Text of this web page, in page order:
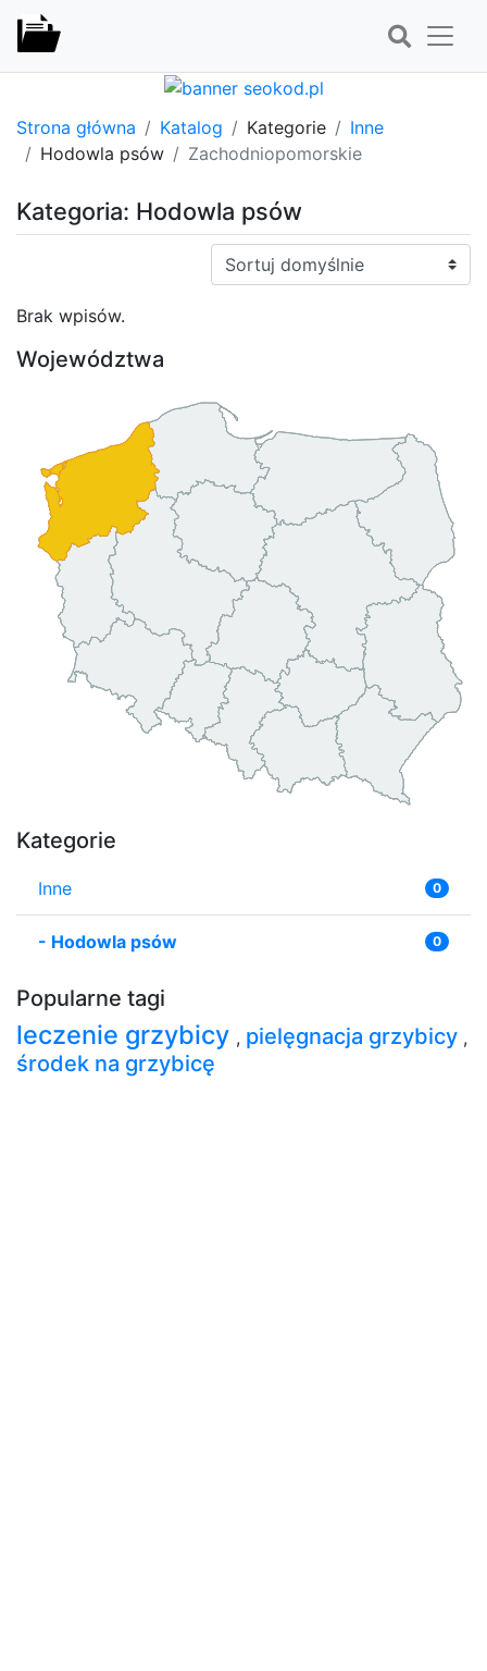
Strona główna Katalog Kategorie
Inne
Hodowla psów
Zachodniopomorskie
Kategoria: Hodowla psów
Sortuj:
Brak wpisów.
Województwa
Kategorie
Inne 0
- Hodowla psów 0
Popularne tagi
leczenie grzybicy , pielęgnacja grzybicy ,
środek na grzybicę